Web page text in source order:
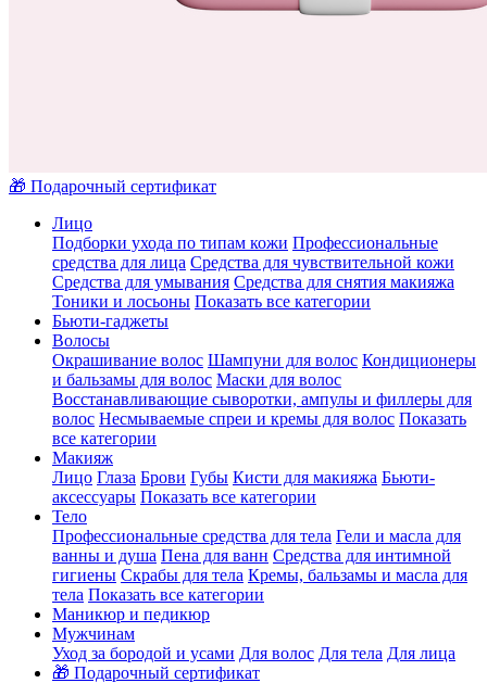
🎁 Подарочный сертификат
Лицо
Подборки ухода по типам кожи Профессиональные
средства для лица Средства для чувствительной кожи
Средства для умывания Средства для снятия макияжа
Тоники и лосьоны Показать все категории
Бьюти-гаджеты
Волосы
Окрашивание волос Шампуни для волос Кондиционеры
и бальзамы для волос Маски для волос
Восстанавливающие сыворотки, ампулы и филлеры для
волос Несмываемые спреи и кремы для волос Показать
все категории
Макияж
Лицо Глаза Брови Губы Кисти для макияжа Бьюти-
аксессуары Показать все категории
Тело
Профессиональные средства для тела Гели и масла для
ванны и душа Пена для ванн Средства для интимной
гигиены Скрабы для тела Кремы, бальзамы и масла для
тела Показать все категории
Маникюр и педикюр
Мужчинам
Уход за бородой и усами Для волос Для тела Для лица
🎁 Подарочный сертификат